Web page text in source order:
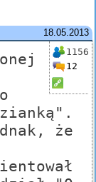
18.05.2013
1156
12
że